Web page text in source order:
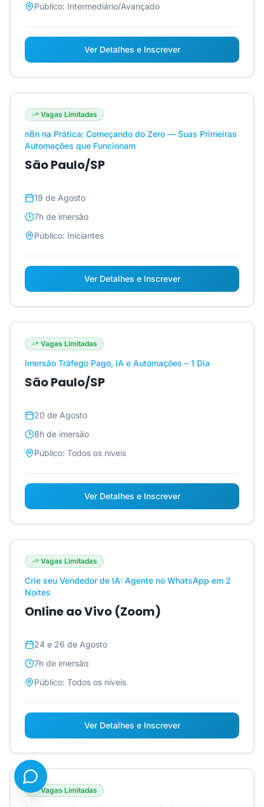
Público: Intermediário/Avançado
Ver Detalhes e Inscrever
Vagas Limitadas
n8n na Prática: Começando do Zero — Suas Primeiras
Automações que Funcionam
São Paulo/SP
19 de Agosto
7h de imersão
Público: Iniciantes
Ver Detalhes e Inscrever
Vagas Limitadas
Imersão Tráfego Pago, IA e Automações – 1 Dia
São Paulo/SP
20 de Agosto
8h de imersão
Público: Todos os níveis
Ver Detalhes e Inscrever
Vagas Limitadas
Crie seu Vendedor de IA: Agente no WhatsApp em 2
Noites
Online ao Vivo (Zoom)
24 e 26 de Agosto
7h de imersão
Público: Todos os níveis
Ver Detalhes e Inscrever
Vagas Limitadas